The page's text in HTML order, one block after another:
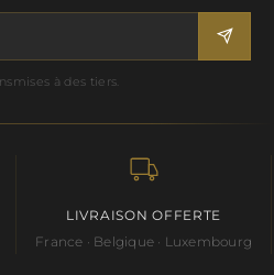
à des tiers.
LIVRAISON OFFERTE
France · Belgique · Luxembourg